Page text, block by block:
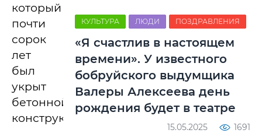
который
почти
сорок
лет
был
укрыт
бетонной
конструкцией.
КУЛЬТУРА ЛЮДИ ПОЗДРАВЛЕНИЯ
«Я счастлив в настоящем
времени». У известного
бобруйского выдумщика
Валеры Алексеева день
рождения будет в театре
15.05.2025 1691